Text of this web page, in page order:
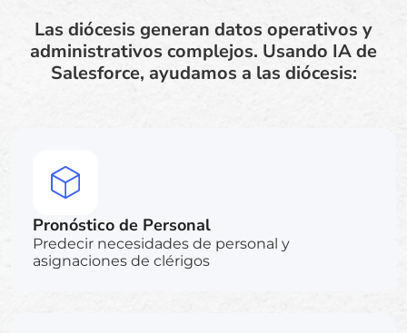
Las diócesis generan datos operativos y
administrativos complejos. Usando IA de
Salesforce, ayudamos a las diócesis:
Pronóstico de Personal
Predecir necesidades de personal y
asignaciones de clérigos